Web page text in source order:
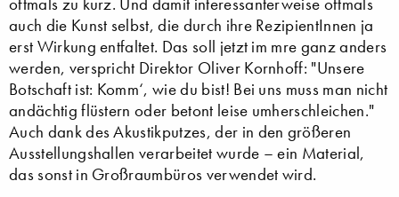
auch die Kunst selbst, die durch ihre RezipientInnen ja
erst Wirkung entfaltet. Das soll jetzt im mre ganz anders
werden, verspricht Direktor Oliver Kornhoff: "Unsere
Botschaft ist: Komm‘, wie du bist! Bei uns muss man nicht
andächtig flüstern oder betont leise umherschleichen."
Auch dank des Akustikputzes, der in den größeren
Ausstellungshallen verarbeitet wurde – ein Material,
das sonst in Großraumbüros verwendet wird.